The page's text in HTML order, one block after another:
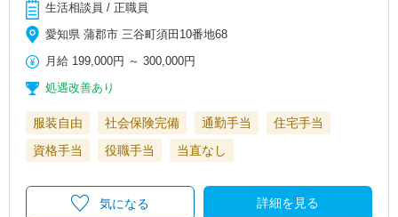
生活相談員 / 正職員
愛知県 蒲郡市 三谷町須田10番地68
月給 199,000円 ～300,000円
処遇改善あり
服装自由 社会保険完備 通勤手当
住宅手当
資格手当
役職手当 当直なし
詳細を見る
気になる